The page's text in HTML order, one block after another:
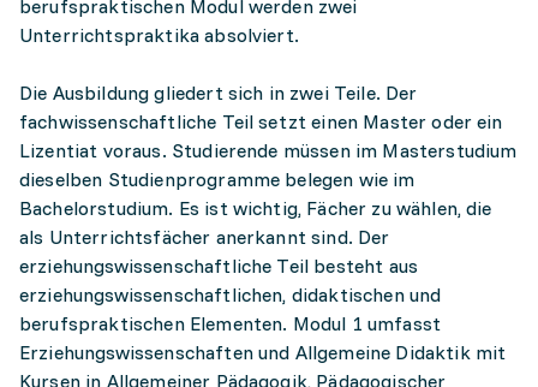
berufspraktischen Modul werden zwei
Unterrichtspraktika absolviert.
Die Ausbildung gliedert sich in zwei Teile. Der
fachwissenschaftliche Teil setzt einen Master oder ein
Lizentiat voraus. Studierende müssen im Masterstudium
dieselben Studienprogramme belegen wie im
Bachelorstudium. Es ist wichtig, Fächer zu wählen, die
als Unterrichtsfächer anerkannt sind. Der
erziehungswissenschaftliche Teil besteht aus
erziehungswissenschaftlichen, didaktischen und
berufspraktischen Elementen. Modul 1 umfasst
Erziehungswissenschaften und Allgemeine Didaktik mit
Kursen in Allgemeiner Pädagogik, Pädagogischer